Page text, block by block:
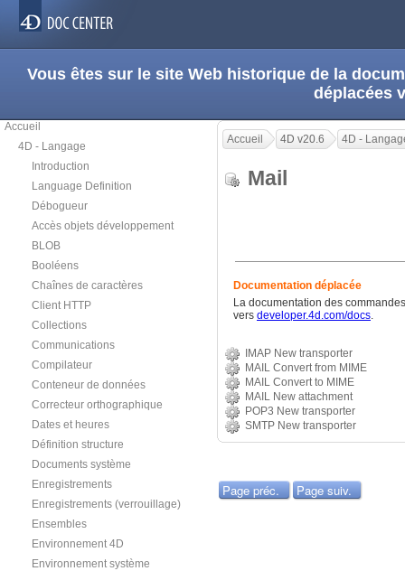
Vous êtes sur le site Web historique de la
déplacées
Accueil
4D - Langage
Introduction
Language Definition
Débogueur
Accès objets développement
BLOB
Booléens
Chaînes de caractères
Client HTTP
Collections
Communications
Compilateur
Conteneur de données
Correcteur orthographique
Dates et heures
Définition structure
Documents système
Enregistrements
Enregistrements (verrouillage)
Ensembles
Environnement 4D
Environnement système
Accueil 4D v20.6 4D -
Mail
Documentation déplacée
La documentation des
vers developer.4d.com/docs.
IMAP New transporter
MAIL Convert from MIME
MAIL Convert to MIME
MAIL New attachment
POP3 New transporter
SMTP New transporter
Page préc. Page suiv.